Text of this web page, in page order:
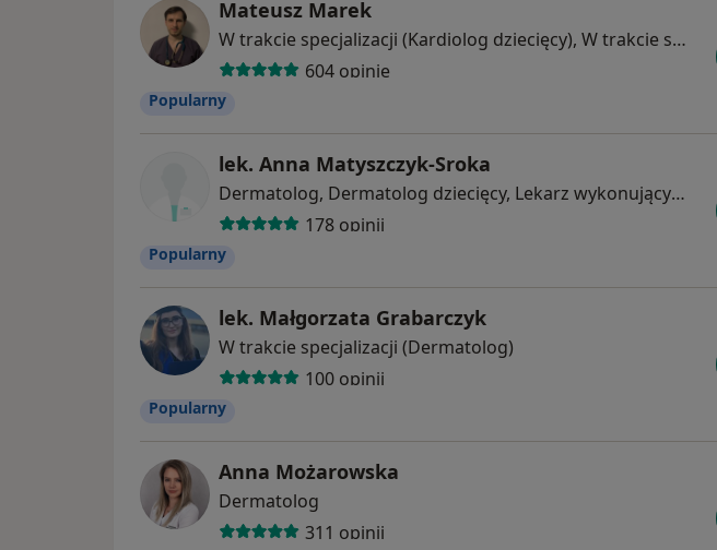
Mateusz Marek
W trakcie specjalizacji (Kardiolog dziecięcy), W trakcie specjalizacji (Pediatra)
604 opinie
Popularny
lek. Anna Matyszczyk-Sroka
Dermatolog, Dermatolog dziecięcy, Lekarz wykonujący zabiegi medycyny estetycznej
178 opinii
Popularny
lek. Małgorzata Grabarczyk
W trakcie specjalizacji (Dermatolog)
100 opinii
Popularny
Anna Możarowska
Dermatolog
311 opinii